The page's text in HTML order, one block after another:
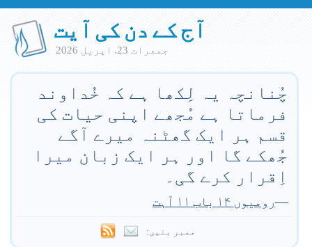
آج کے دن کی آیت
جمعرات 23. اپريل 2026
چُنانچہ یہ لِکھا ہے کہ خُداوند
فرماتا ہے مُجھے اپنی حیات کی
قسم ہر ایک گھٹنہ میرے آگے
جُھکے گا اور ہر ایک زبان میرا
اِقرار کرے گی۔
—رومیوں ۱۴ باب ۱۱ آہت
ممبر بنیں: